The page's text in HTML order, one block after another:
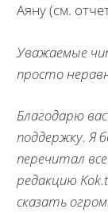
Аяну (см.
Уважаемые
просто
Благодарю
поддержку. Я
перечитал
редакцию
сказать